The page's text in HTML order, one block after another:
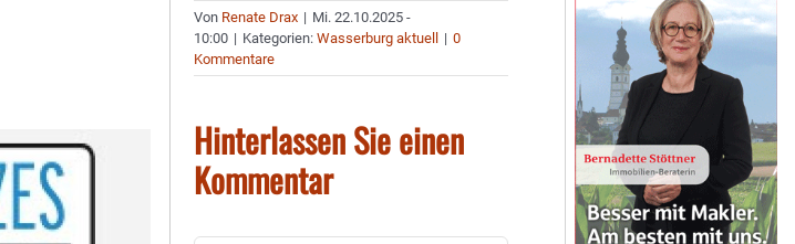
Von Renate Drax | Mi. 22.10.2025 -
10:00 | Kategorien:Wasserburg aktuell | 0
Kommentare
Hinterlassen Sie einen
Kommentar